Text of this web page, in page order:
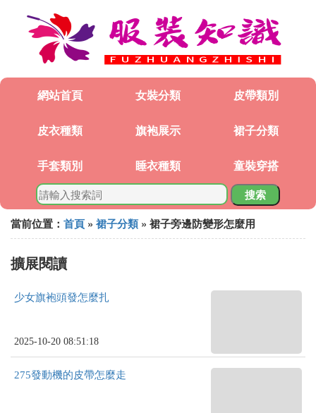
網站首頁 女裝分類 皮帶類別
皮衣種類 旗袍展示 裙子分類
手套類別 睡衣種類 童裝穿搭
搜索
當前位置： 首頁 » 裙子分類 » 裙子旁邊防變形怎麼用
擴展閱讀
少女旗袍頭發怎麼扎
2025-10-20 08:51:18
275發動機的皮帶怎麼走